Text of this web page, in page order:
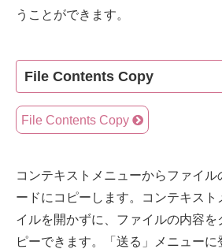
うことができます。
File Contents Copy
File Contents Copy
コンテキストメニューからファイ
ードにコピーします。コンテキスト
イルを開かずに、ファイルの内容を
ピーできます。「送る」メニューに